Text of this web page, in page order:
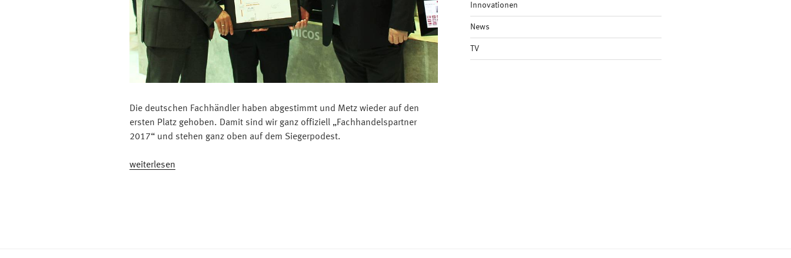
Die deutschen Fachhändler haben abgestimmt und Metz wieder auf den
ersten Platz gehoben. Damit sind wir ganz offiziell „Fachhandelspartner
2017“ und stehen ganz oben auf dem Siegerpodest.
„Wir
weiterlesen
Innovationen
News
TV